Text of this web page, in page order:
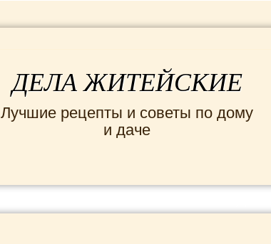
ДЕЛА ЖИТЕЙСКИЕ
Лучшие рецепты и советы по дому
и даче